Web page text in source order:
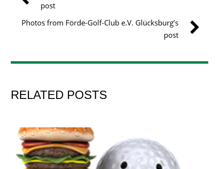
post
Photos from Förde-Golf-Club e.V. Glücksburg’s
post
RELATED POSTS